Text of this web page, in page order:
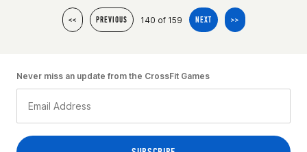
<< PREVIOUS 140 of 159 NEXT >>
Never miss an update from the CrossFit Games